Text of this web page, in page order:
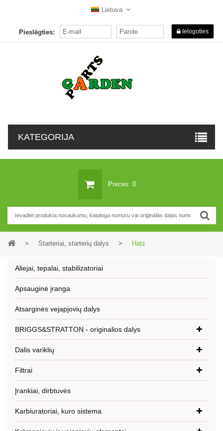
Lietuva
Pieslēgties: Ielogoties
KATEGORIJA
Preces: 0
> Starteriai, starterių dalys > Hatz
Aliejai, tepalai, stabilizatoriai
Apsauginė įranga
Atsarginės vejapjovių dalys
BRIGGS&STRATTON - originalios dalys
Dalis variklių
Filtrai
Įrankiai, dirbtuvės
Karbiuratoriai, kuro sistema